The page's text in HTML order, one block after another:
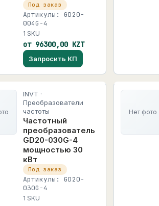
Под заказ
Артикулы: GD20-
004G-4
1 SKU
от 96300,00 KZT
Запросить КП
INVT ·
Преобразователи
частоты
Частотный
преобразователь
GD20-030G-4
мощностью 30
кВт
Под заказ
Артикулы: GD20-
030G-4
1 SKU
Нет фото